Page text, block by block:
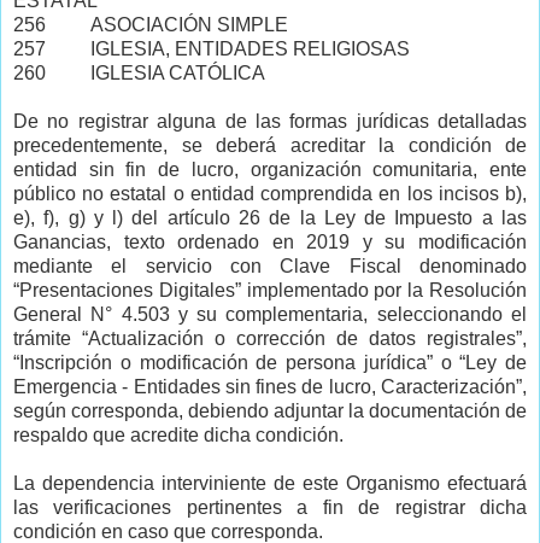
256
ASOCIACIÓN SIMPLE
257
IGLESIA, ENTIDADES RELIGIOSAS
260
IGLESIA CATÓLICA
De no registrar alguna de las formas jurídicas detalladas
precedentemente, se deberá acreditar la condición de
entidad sin fin de lucro, organización comunitaria, ente
público no estatal o entidad comprendida en los incisos b),
e), f), g) y l) del artículo 26 de la Ley de Impuesto a las
Ganancias, texto ordenado en 2019 y su modificación
mediante el servicio con Clave Fiscal denominado
“Presentaciones Digitales” implementado por la Resolución
General N° 4.503 y su complementaria, seleccionando el
trámite “Actualización o corrección de datos registrales”,
“Inscripción o modificación de persona jurídica” o “Ley de
Emergencia - Entidades sin fines de lucro, Caracterización”,
según corresponda, debiendo adjuntar la documentación de
respaldo que acredite dicha condición.
La dependencia interviniente de este Organismo efectuará
las verificaciones pertinentes a fin de registrar dicha
condición en caso que corresponda.